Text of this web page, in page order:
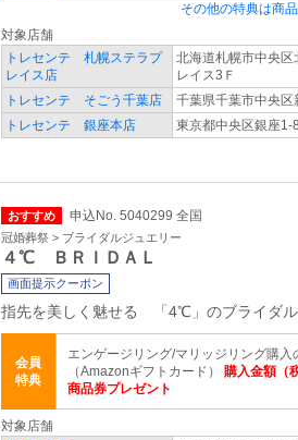
その他の特典は商
対象店舗
トレセンテ 札幌ステラプ
レイス店
北海道札幌市中央
レイス3Ｆ
トレセンテ そごう千葉店
千葉県千葉市中央
トレセンテ 銀座本店
東京都中央区銀座1-
おすすめ 申込No. 5040299 全国
冠婚葬祭 > ブライダルジュエリー
４℃ ＢＲＩＤＡＬ
画面提示クーポン
指先を美しく魅せる 「4℃」のブライダ
会員
特典
エンゲージリング/マリッジリング購
（Amazonギフトカード） 購入金額（
商品券プレゼント
対象店舗